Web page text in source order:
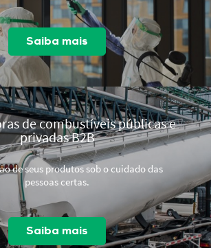
Saiba mais
de combustíveis públicas e
privadas B2B
de seus produtos sob o cuidado das
pessoas certas.
Saiba mais